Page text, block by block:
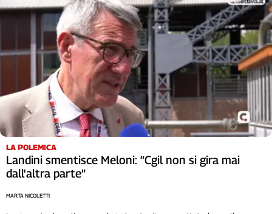
Lombardia
Piemonte
Sardegna
Sicilia
Toscana
Trentino
Umbria
Valle
D'Aosta
LA POLEMICA
Landini smentisce Meloni: “Cgil non si gira mai
dall'altra parte”
MARTA NICOLETTI